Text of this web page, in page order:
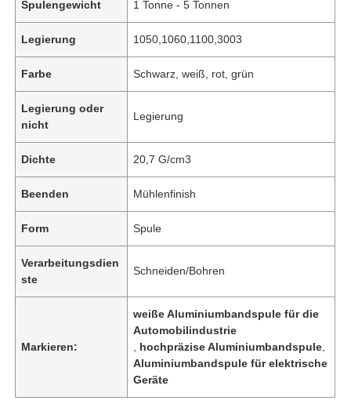
Spulengewicht 1 Tonne - 5 Tonnen
Legierung 1050,1060,1100,3003
Farbe Schwarz, weiß, rot, grün
Legierung oder
nicht
Legierung
Dichte 20,7 G/cm3
Beenden Mühlenfinish
Form Spule
Verarbeitungsdien
ste
Schneiden/Bohren
Markieren:
weiße Aluminiumbandspule für die
Automobilindustrie
hochpräzise Aluminiumbandspule
Aluminiumbandspule für elektrische
Geräte